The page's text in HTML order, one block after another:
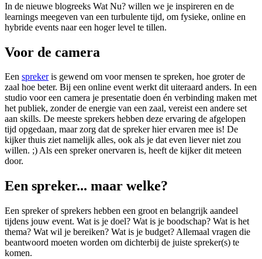
In de nieuwe blogreeks Wat Nu? willen we je inspireren en de
learnings meegeven van een turbulente tijd, om fysieke, online en
hybride events naar een hoger level te tillen.
Voor de camera
Een sprekeris gewend om voor mensen te spreken, hoe groter de
zaal hoe beter. Bij een online event werkt dit uiteraard anders. In een
studio voor een camera je presentatie doen én verbinding maken met
het publiek, zonder de energie van een zaal, vereist een andere set
aan skills. De meeste sprekers hebben deze ervaring de afgelopen
tijd opgedaan, maar zorg dat de spreker hier ervaren mee is! De
kijker thuis ziet namelijk alles, ook als je dat even liever niet zou
willen. ;) Als een spreker onervaren is, heeft de kijker dit meteen
door.
Een spreker... maar welke?
Een spreker of sprekers hebben een groot en belangrijk aandeel
tijdens jouw event. Wat is je doel? Wat is je boodschap? Wat is het
thema? Wat wil je bereiken? Wat is je budget? Allemaal vragen die
beantwoord moeten worden om dichterbij de juiste spreker(s) te
komen.